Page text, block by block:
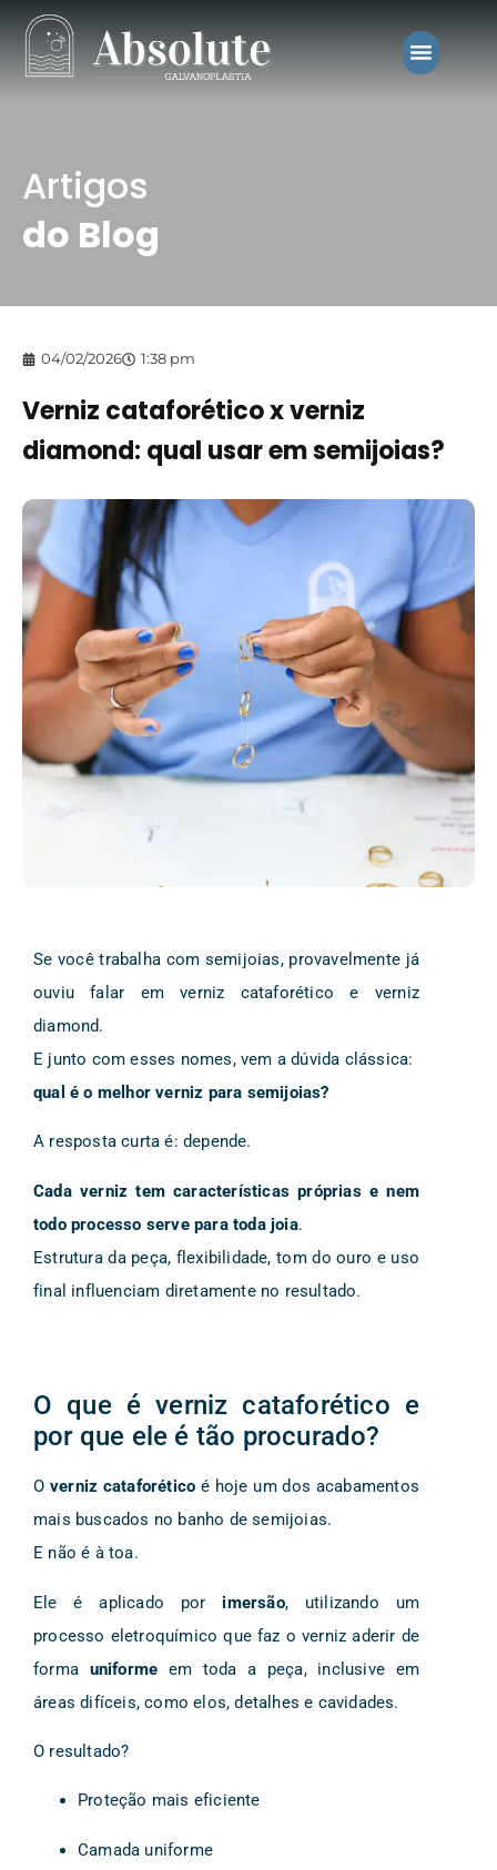
Artigos
do Blog
04/02/2026 1:38 pm
Verniz cataforético x verniz
diamond: qual usar em semijoias?
Se você trabalha com semijoias, provavelmente já
ouviu falar em verniz cataforético e verniz
diamond.
E junto com esses nomes, vem a dúvida clássica:
qual é o melhor verniz para semijoias?
A resposta curta é: depende.
Cada verniz tem características próprias e nem
todo processo serve para toda joia.
Estrutura da peça, flexibilidade, tom do ouro e uso
final influenciam diretamente no resultado.
O que é verniz cataforético e
por que ele é tão procurado?
O verniz cataforético é hoje um dos acabamentos
mais buscados no banho de semijoias.
E não é à toa.
Ele é aplicado por imersão, utilizando um
processo eletroquímico que faz o verniz aderir de
forma uniforme em toda a peça, inclusive em
áreas difíceis, como elos, detalhes e cavidades.
O resultado?
Proteção mais eficiente
Camada uniforme